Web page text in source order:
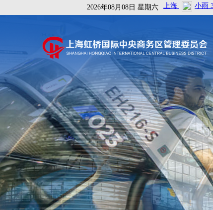
2026年08月08日 星期六